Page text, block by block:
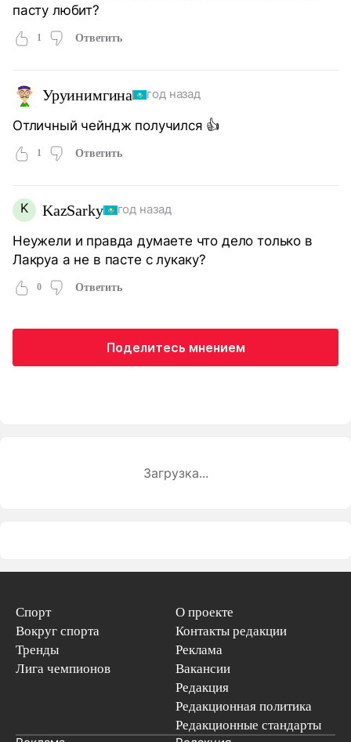
пасту любит?
1 Ответить
Уруинимгина год назад
Отличный чейндж получился 👍
1 Ответить
K KazSarky год назад
Неужели и правда думаете что дело только в
Лакруа а не в пасте с лукаку?
0 Ответить
Поделитесь мнением
Загрузка...
Спорт
Вокруг спорта
Тренды
Лига чемпионов
О проекте
Контакты редакции
Реклама
Вакансии
Редакция
Редакционная политика
Редакционные стандарты